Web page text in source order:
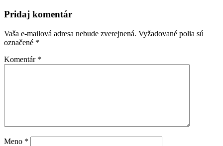
Pridaj komentár
Vaša e-mailová adresa nebude zverejnená. Vyžadované polia sú
označené *
Komentár *
Meno *